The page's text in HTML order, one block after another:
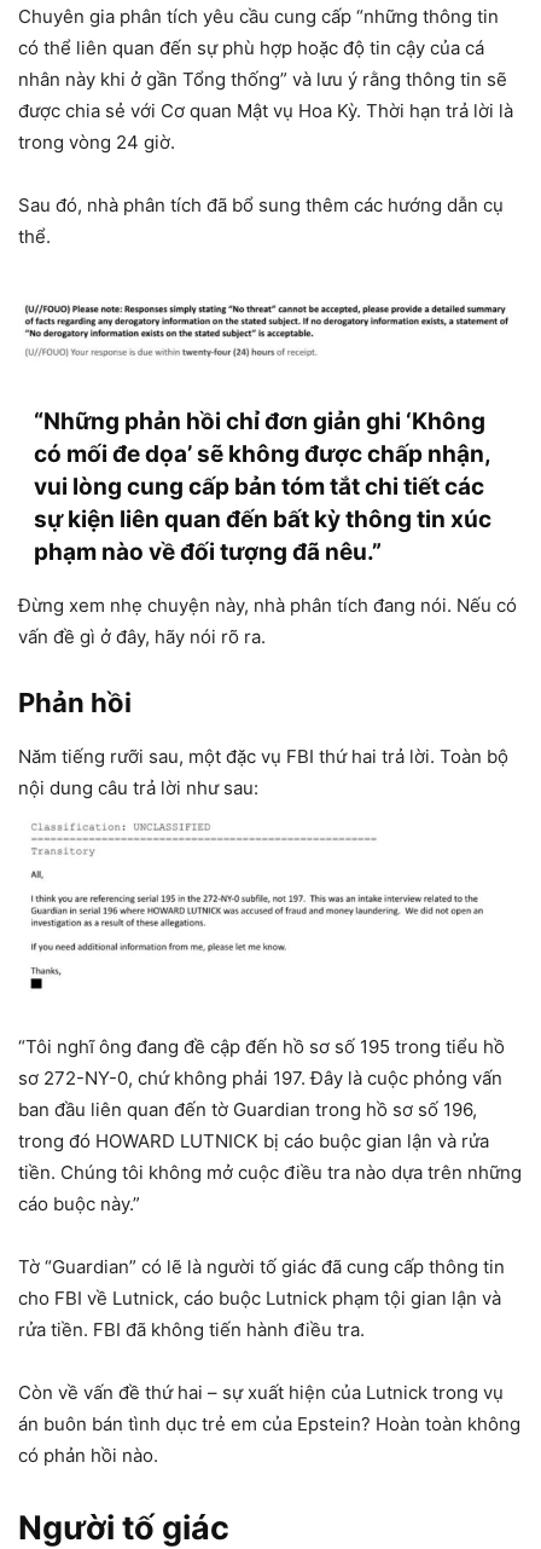
Chuyên gia phân tích yêu cầu cung cấp “những thông tin
có thể liên quan đến sự phù hợp hoặc độ tin cậy của cá
nhân này khi ở gần Tổng thống” và lưu ý rằng thông tin sẽ
được chia sẻ với Cơ quan Mật vụ Hoa Kỳ. Thời hạn trả lời là
trong vòng 24 giờ.
Sau đó, nhà phân tích đã bổ sung thêm các hướng dẫn cụ
thể.
“Những phản hồi chỉ đơn giản ghi ‘Không
có mối đe dọa’ sẽ không được chấp nhận,
vui lòng cung cấp bản tóm tắt chi tiết các
sự kiện liên quan đến bất kỳ thông tin xúc
phạm nào về đối tượng đã nêu.”
Đừng xem nhẹ chuyện này, nhà phân tích đang nói. Nếu có
vấn đề gì ở đây, hãy nói rõ ra.
Phản hồi
Năm tiếng rưỡi sau, một đặc vụ FBI thứ hai trả lời. Toàn bộ
nội dung câu trả lời như sau:
“Tôi nghĩ ông đang đề cập đến hồ sơ số 195 trong tiểu hồ
sơ 272-NY-0, chứ không phải 197. Đây là cuộc phỏng vấn
ban đầu liên quan đến tờ Guardian trong hồ sơ số 196,
trong đó HOWARD LUTNICK bị cáo buộc gian lận và rửa
tiền. Chúng tôi không mở cuộc điều tra nào dựa trên những
cáo buộc này.”
Tờ “Guardian” có lẽ là người tố giác đã cung cấp thông tin
cho FBI về Lutnick, cáo buộc Lutnick phạm tội gian lận và
rửa tiền. FBI đã không tiến hành điều tra.
Còn về vấn đề thứ hai – sự xuất hiện của Lutnick trong vụ
án buôn bán tình dục trẻ em của Epstein? Hoàn toàn không
có phản hồi nào.
Người tố giác